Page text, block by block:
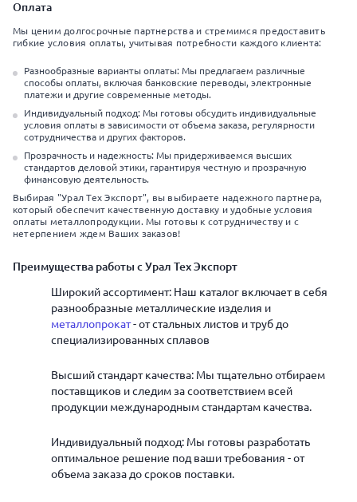
Оплата
Мы ценим долгосрочные партнерства и стремимся предоставить
гибкие условия оплаты, учитывая потребности каждого клиента:
Разнообразные варианты оплаты: Мы предлагаем различные
способы оплаты, включая банковские переводы, электронные
платежи и другие современные методы.
Индивидуальный подход: Мы готовы обсудить индивидуальные
условия оплаты в зависимости от объема заказа, регулярности
сотрудничества и других факторов.
Прозрачность и надежность: Мы придерживаемся высших
стандартов деловой этики, гарантируя честную и прозрачную
финансовую деятельность.
Выбирая "Урал Тех Экспорт", вы выбираете надежного партнера,
который обеспечит качественную доставку и удобные условия
оплаты металлопродукции. Мы готовы к сотрудничеству и с
нетерпением ждем Ваших заказов!
Преимущества работы с Урал Тех Экспорт
Широкий ассортимент: Наш каталог включает в себя
разнообразные металлические изделия и
металлопрокат- от стальных листов и труб до
специализированных сплавов
Высший стандарт качества: Мы тщательно отбираем
поставщиков и следим за соответствием всей
продукции международным стандартам качества.
Индивидуальный подход: Мы готовы разработать
оптимальное решение под ваши требования - от
объема заказа до сроков поставки.